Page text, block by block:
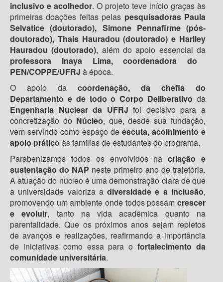
inclusivo e acolhedor. O projeto teve início graças às
primeiras doações feitas pelas pesquisadoras Paula
Selvatice (doutorado), Simone Pennafirme (pós-
doutorado), Thais Hauradou (doutorado) e Harlley
Hauradou (doutorado), além do apoio essencial da
professora Inaya Lima, coordenadora do
PEN/COPPE/UFRJ à época.
O apoio da coordenação, da chefia do
Departamento e de todo o Corpo Deliberativo da
Engenharia Nuclear da UFRJ foi decisivo para a
concretização do Núcleo, que, desde sua fundação,
vem servindo como espaço de escuta, acolhimento e
apoio prático às famílias de estudantes do programa.
Parabenizamos todos os envolvidos nacriação e
sustentação do NAP neste primeiro ano de trajetória.
A atuação do núcleo é uma demonstração clara de que
a universidade valoriza adiversidade e a inclusão,
promovendo um ambiente onde todos possam crescer
e evoluir, tanto na vida acadêmica quanto na
parentalidade. Que os próximos anos sejam repletos
de avanços e realizações, reafirmando a importância
de iniciativas como essa para ofortalecimento da
comunidade universitária.